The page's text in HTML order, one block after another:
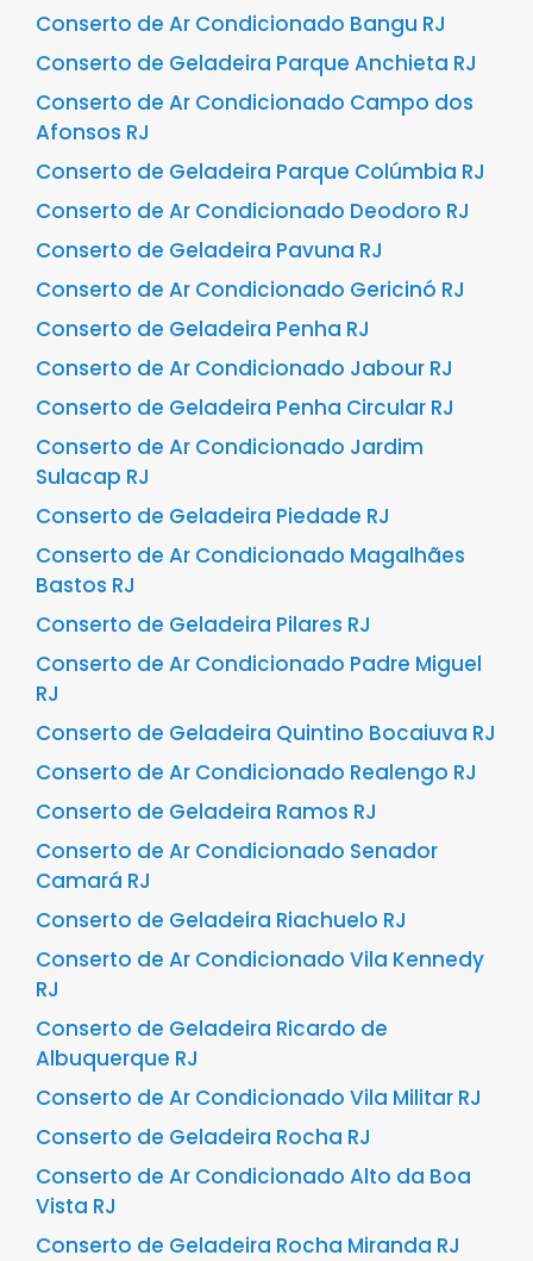
Conserto de Ar Condicionado Bangu RJ
Conserto de Geladeira Parque Anchieta RJ
Conserto de Ar Condicionado Campo dos
Afonsos RJ
Conserto de Geladeira Parque Colúmbia RJ
Conserto de Ar Condicionado Deodoro RJ
Conserto de Geladeira Pavuna RJ
Conserto de Ar Condicionado Gericinó RJ
Conserto de Geladeira Penha RJ
Conserto de Ar Condicionado Jabour RJ
Conserto de Geladeira Penha Circular RJ
Conserto de Ar Condicionado Jardim
Sulacap RJ
Conserto de Geladeira Piedade RJ
Conserto de Ar Condicionado Magalhães
Bastos RJ
Conserto de Geladeira Pilares RJ
Conserto de Ar Condicionado Padre Miguel
RJ
Conserto de Geladeira Quintino Bocaiuva RJ
Conserto de Ar Condicionado Realengo RJ
Conserto de Geladeira Ramos RJ
Conserto de Ar Condicionado Senador
Camará RJ
Conserto de Geladeira Riachuelo RJ
Conserto de Ar Condicionado Vila Kennedy
RJ
Conserto de Geladeira Ricardo de
Albuquerque RJ
Conserto de Ar Condicionado Vila Militar RJ
Conserto de Geladeira Rocha RJ
Conserto de Ar Condicionado Alto da Boa
Vista RJ
Conserto de Geladeira Rocha Miranda RJ